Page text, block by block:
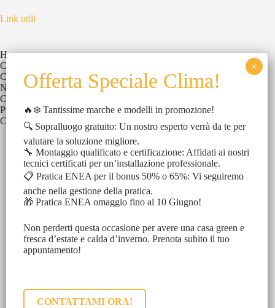
Link utili
Home
Chi Siamo
Catalogo
News
Contatti
Privacy Policy
Cookies Policy
Chiamami
info@elementovivo.it
🔥❄️ Tantissime marche e modelli in promozione!
🔍 Sopralluogo gratuito: Un nostro esperto verrà da te per
valutare la soluzione migliore.
🔧 Montaggio qualificato e certificazione: Affidati ai nostri
tecnici certificati per un’installazione professionale.
📋 Pratica ENEA per il bonus 50% o 65%: Vi seguiremo
anche nella gestione della pratica.
🎁 Pratica ENEA omaggio fino al 10 Giugno!
Non perderti questa occasione per avere una casa green e
fresca d’estate e calda d’inverno. Prenota subito il tuo
appuntamento!
CONTATTAMI ORA!